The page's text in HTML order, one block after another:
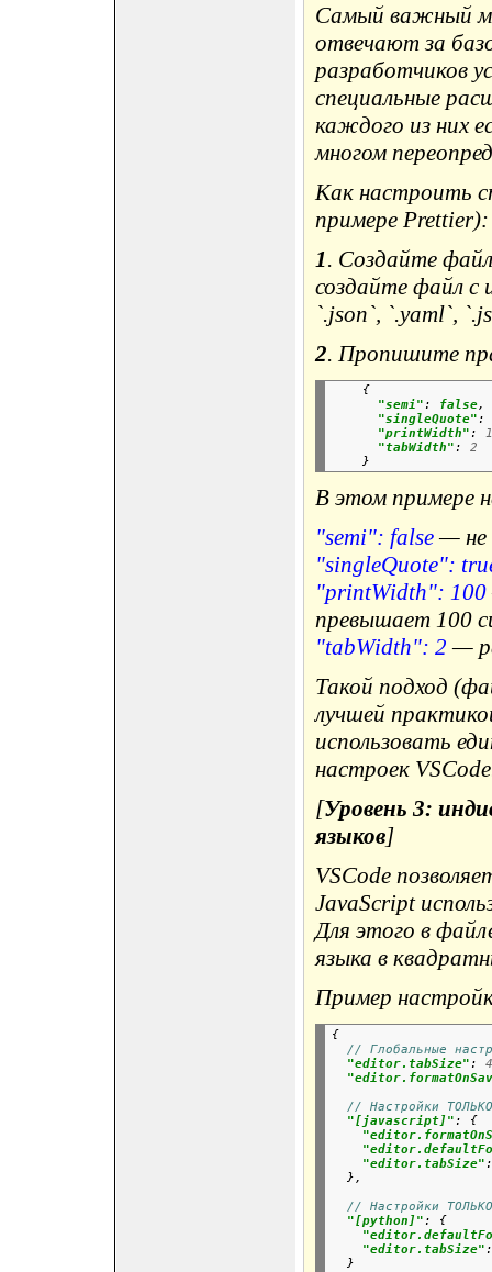
Самый важный
отвечают за
разработчиков
специальные
каждого из них
многом
Как настроить
примере Prettier):
1. Создайте
создайте файл с
`.json`, `.yaml`,
2. Пропишите
{
"semi" : false,
"singleQuote" :
"printWidth" :
"tabWidth" :
2
В этом примере
"semi": false— не
"singleQuote":
"printWidth": 100
превышает 100
"tabWidth": 2 —
Такой подход
лучшей
использовать
настроек
[Уровень 3:
языков]
VSCode
JavaScript
Для этого в
языка в
Пример
{
// Глобальные
"editor.tabSize" :
4
// Настройки
"[javascript]" :
{
"editor.tabSize" :
},
// Настройки
"[python]" :
{
"editor.tabSize" :
}